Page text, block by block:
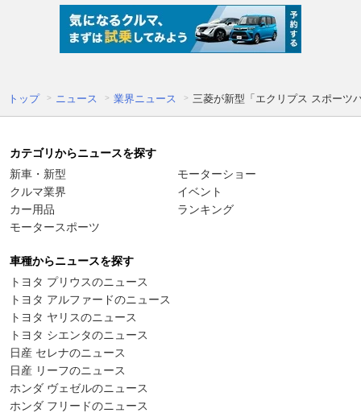
トップ ニュース 業界ニュース 三菱が新型「エクリプス スポーツ
カテゴリからニュースを探す
新車・新型
クルマ業界
カー用品
モータースポーツ
モーターショー
イベント
ランキング
車種からニュースを探す
トヨタ プリウスのニュース
トヨタ アルファードのニュース
トヨタ ヤリスのニュース
トヨタ シエンタのニュース
日産 セレナのニュース
日産 リーフのニュース
ホンダ ヴェゼルのニュース
ホンダ フリードのニュース